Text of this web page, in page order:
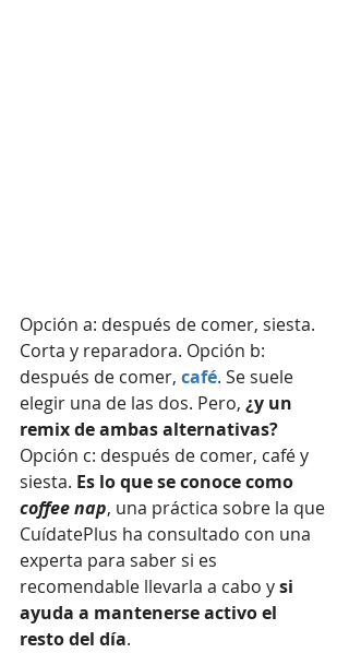
Opción a: después de comer, siesta.
Corta y reparadora. Opción b:
después de comer, café. Se suele
elegir una de las dos. Pero, ¿y un
remix de ambas alternativas?
Opción c: después de comer, café y
siesta. Es lo que se conoce como
coffee nap, una práctica sobre la que
CuídatePlus ha consultado con una
experta para saber si es
recomendable llevarla a cabo y si
ayuda a mantenerse activo el
resto del día.